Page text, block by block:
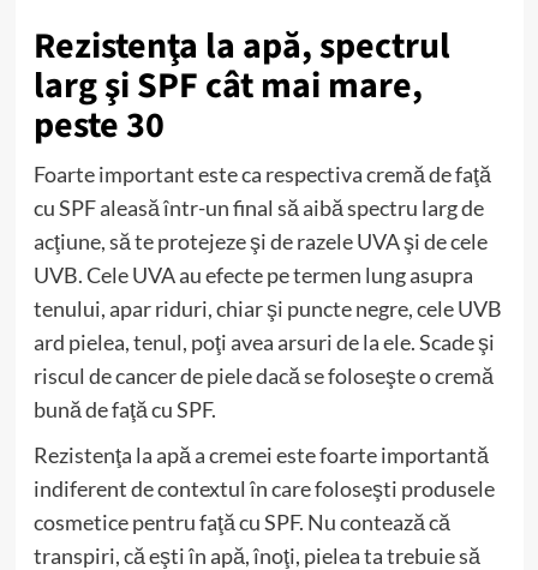
Rezistenţa la apă, spectrul
larg şi SPF cât mai mare,
peste 30
Foarte important este ca respectiva cremă de faţă
cu SPF aleasă într-un final să aibă spectru larg de
acţiune, să te protejeze şi de razele UVA şi de cele
UVB. Cele UVA au efecte pe termen lung asupra
tenului, apar riduri, chiar şi puncte negre, cele UVB
ard pielea, tenul, poţi avea arsuri de la ele. Scade şi
riscul de cancer de piele dacă se foloseşte o cremă
bună de faţă cu SPF.
Rezistenţa la apă a cremei este foarte importantă
indiferent de contextul în care foloseşti produsele
cosmetice pentru faţă cu SPF. Nu contează că
transpiri, că eşti în apă, înoţi, pielea ta trebuie să